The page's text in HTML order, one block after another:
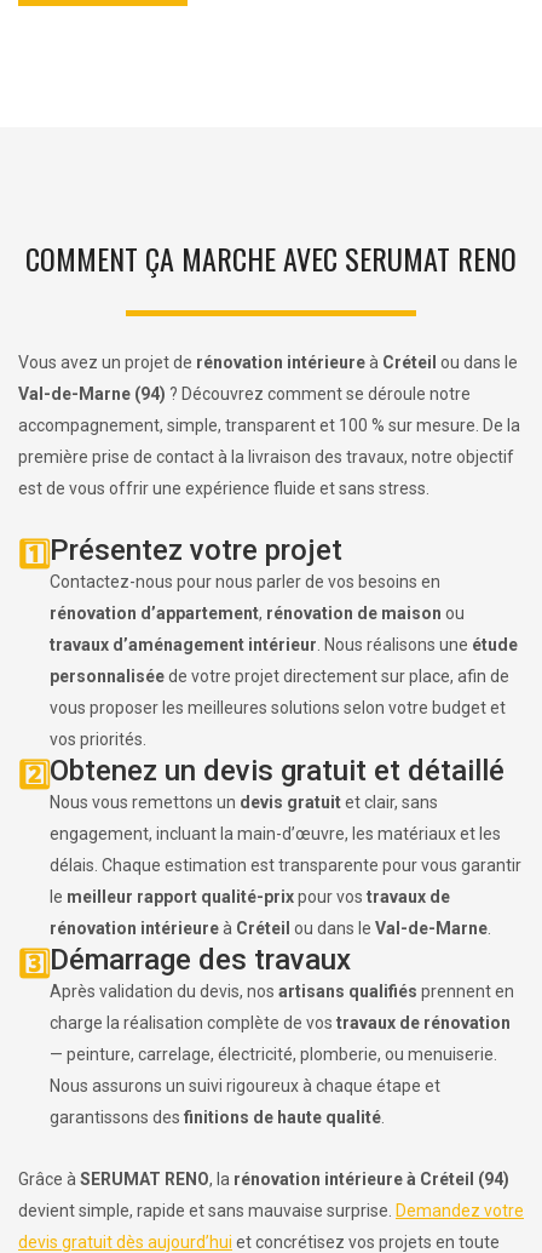
COMMENT ÇA MARCHE AVEC SERUMAT RENO
Vous avez un projet de rénovation intérieureà Créteil ou dans le
Val-de-Marne (94) ? Découvrez comment se déroule notre
accompagnement, simple, transparent et 100 % sur mesure. De la
première prise de contact à la livraison des travaux, notre objectif
est de vous offrir une expérience fluide et sans stress.
1️⃣Présentez votre projet
Contactez-nous pour nous parler de vos besoins en
rénovation d’appartement, rénovation de maison ou
travaux d’aménagement intérieur . Nous réalisons une étude
personnaliséede votre projet directement sur place, afin de
vous proposer les meilleures solutions selon votre budget et
vos priorités.
2️⃣Obtenez un devis gratuit et détaillé
Nous vous remettons un devis gratuitet clair, sans
engagement, incluant la main-d’œuvre, les matériaux et les
délais. Chaque estimation est transparente pour vous garantir
le meilleur rapport qualité-prixpour vos travaux de
rénovation intérieureà Créteil ou dans le Val-de-Marne
3️⃣Démarrage des travaux
Après validation du devis, nos artisans qualifiés prennent en
charge la réalisation complète de vos travaux de rénovation
— peinture, carrelage, électricité, plomberie, ou menuiserie.
Nous assurons un suivi rigoureux à chaque étape et
garantissons des finitions de haute qualité
Grâce à SERUMAT RENO, la rénovation intérieure à Créteil (94)
devient simple, rapide et sans mauvaise surprise. Demandez votre
devis gratuit dès aujourd’hui et concrétisez vos projets en toute